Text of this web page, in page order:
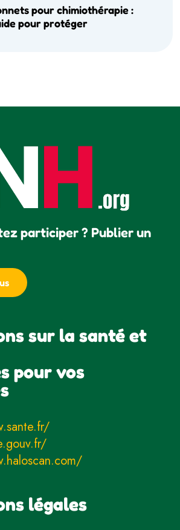
pour chimiothérapie :
pour protéger
participer ? Publier un
sur la santé et
pour vos
légales